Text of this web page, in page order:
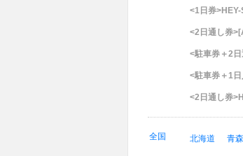
<1日券
<2日通し券
<駐車券＋2
<駐車券＋1
<2日通し券
全国 北海道 青森